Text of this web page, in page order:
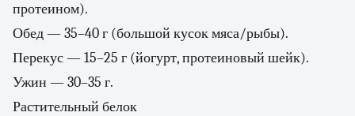
протеином).
Обед — 35–40 г (большой кусок мяса/рыбы).
Перекус — 15–25 г (йогурт, протеиновый шейк).
Ужин — 30–35 г.
Растительный белок